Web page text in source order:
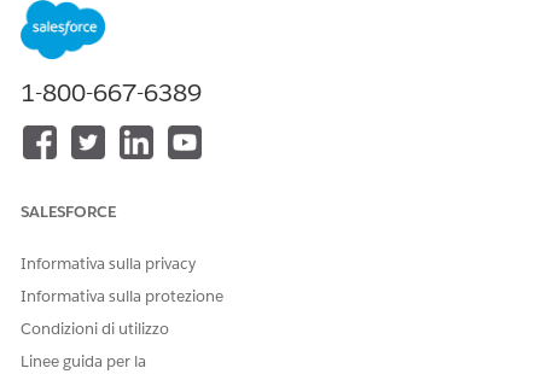
VERSIONI (EDITION) RICHIESTE
Disponibile nelle versioni: Lightning Experience
Disponibile in:Professional Edition
Unlimited Edition
Si tratta di una funzione del pacchetto gestito Financial
Subagente: Preparazione dell'incontro del cliente
consulente patrimoniale del pacchetto FinServ (pacchetto
gestito)
Il subagente Preparazione incontro cliente di FinServ
1-800-667-6389
SALESFORCE
Informativa sulla privacy
Informativa sulla protezione
Condizioni di utilizzo
Linee guida per la